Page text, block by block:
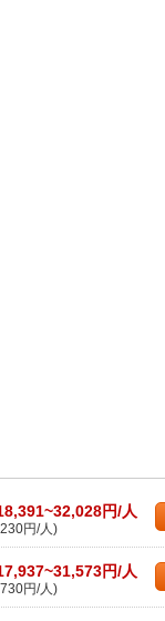
円/人
円/人)
円/人
円/人)